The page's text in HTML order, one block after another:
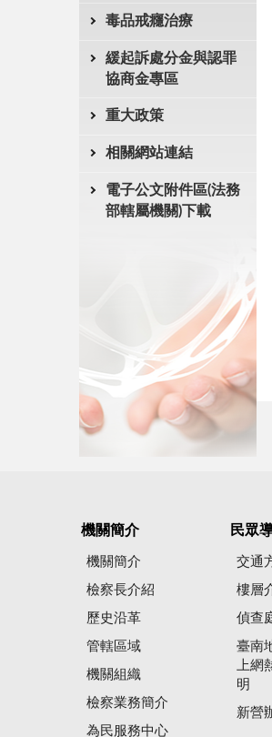
毒品戒癮治療
緩起訴處分金與認罪
協商金專區
重大政策
相關網站連結
電子公文附件區(法務
部轄屬機關)下載
機關簡介
機關簡介
檢察長介紹
歷史沿革
管轄區域
機關組織
檢察業務簡介
為民服務中心
民眾
交通
樓層
偵查
臺南
上網
明
新營